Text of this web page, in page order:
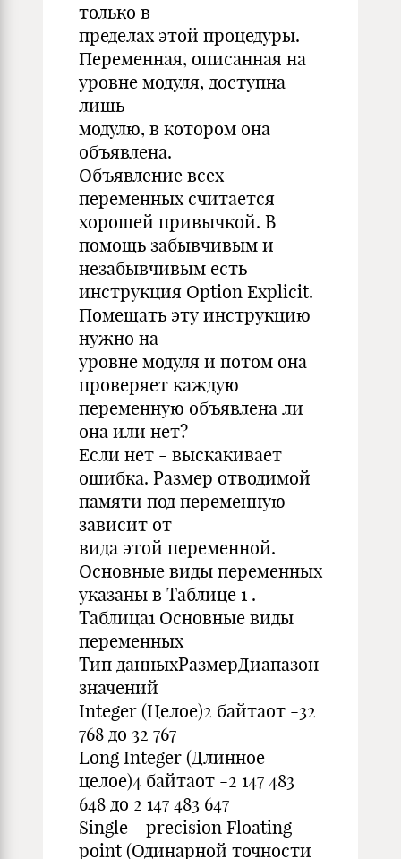
только в
пределах этой процедуры.
Переменная, описанная на
уровне модуля, доступна
лишь
модулю, в котором она
объявлена.
Объявление всех
переменных считается
хорошей привычкой. В
помощь забывчивым и
незабывчивым есть
инструкция Option Explicit.
Помещать эту инструкцию
нужно на
уровне модуля и потом она
проверяет каждую
переменную объявлена ли
она или нет?
Если нет - выскакивает
ошибка. Размер отводимой
памяти под переменную
зависит от
вида этой переменной.
Основные виды переменных
указаны в Таблице 1 .
Таблица1 Основные виды
переменных
Тип данныхРазмерДиапазон
значений
Integer (Целое)2 байтаот -32
768 до 32 767
Long Integer (Длинное
целое)4 байтаот -2 147 483
648 до 2 147 483 647
Single - precision Floating
point (Одинарной точности